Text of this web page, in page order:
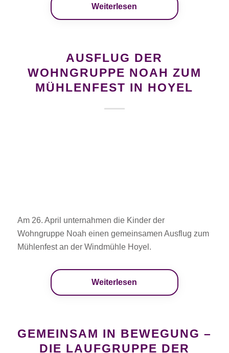
Weiterlesen
AUSFLUG DER
WOHNGRUPPE NOAH ZUM
MÜHLENFEST IN HOYEL
Am 26. April unternahmen die Kinder der
Wohngruppe Noah einen gemeinsamen Ausflug zum
Mühlenfest an der Windmühle Hoyel.
Weiterlesen
GEMEINSAM IN BEWEGUNG –
DIE LAUFGRUPPE DER